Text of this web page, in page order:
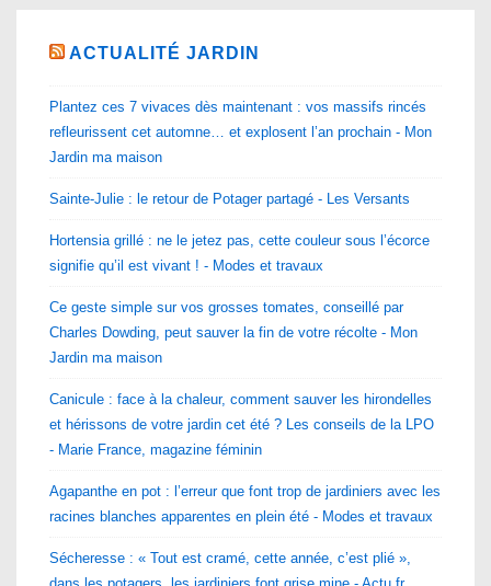
ACTUALITÉ JARDIN
Plantez ces 7 vivaces dès maintenant : vos massifs rincés
refleurissent cet automne… et explosent l’an prochain - Mon
Jardin ma maison
Sainte-Julie : le retour de Potager partagé - Les Versants
Hortensia grillé : ne le jetez pas, cette couleur sous l’écorce
signifie qu’il est vivant ! - Modes et travaux
Ce geste simple sur vos grosses tomates, conseillé par
Charles Dowding, peut sauver la fin de votre récolte - Mon
Jardin ma maison
Canicule : face à la chaleur, comment sauver les hirondelles
et hérissons de votre jardin cet été ? Les conseils de la LPO
- Marie France, magazine féminin
Agapanthe en pot : l’erreur que font trop de jardiniers avec les
racines blanches apparentes en plein été - Modes et travaux
Sécheresse : « Tout est cramé, cette année, c’est plié »,